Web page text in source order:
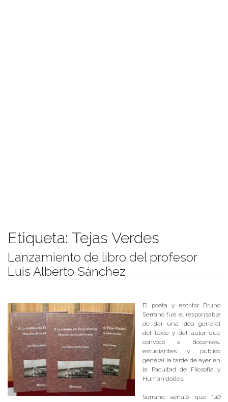
Etiqueta: Tejas Verdes
Lanzamiento de libro del profesor
Luis Alberto Sánchez
El poeta y escritor Bruno
Serrano fue el responsable
de dar una idea general
del texto y del autor que
convocó a docentes,
estudiantes y público
general la tarde de ayer en
la Facultad de Filosofía y
Humanidades.
Serrano señaló que “40